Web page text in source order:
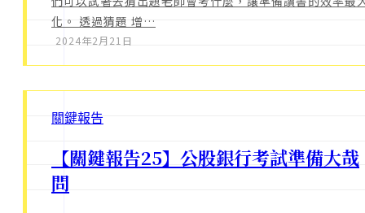
化。 透過猜題 增…
2024年2月21日
關鍵報告
【關鍵報告25】公股銀行考試準備大哉
問